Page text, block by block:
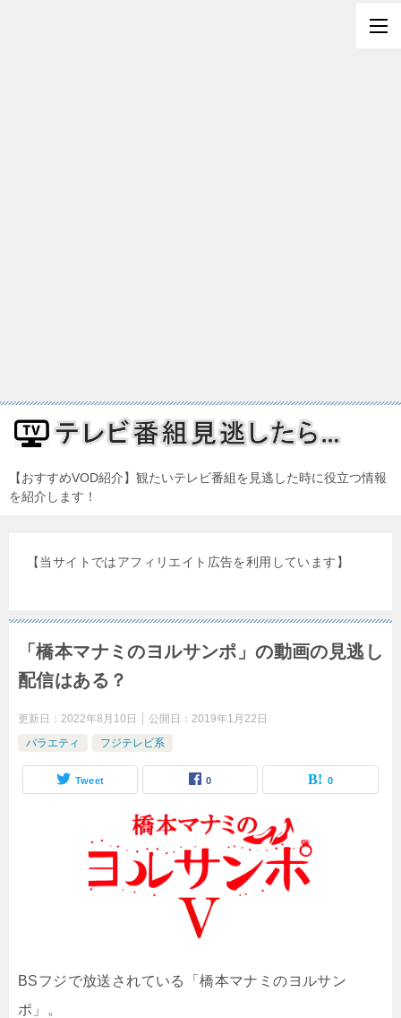
【おすすめVOD紹介】観たいテレビ番組を見逃した時に役立つ情報
を紹介します！
【当サイトではアフィリエイト広告を利用しています】
「橋本マナミのヨルサンポ」の動画の見逃し
配信はある？
更新日： 2022年8月10日 公開日： 2019年1月22日
バラエティ
フジテレビ系
Tweet 0 0
BSフジで放送されている「橋本マナミのヨルサン
ポ 」。